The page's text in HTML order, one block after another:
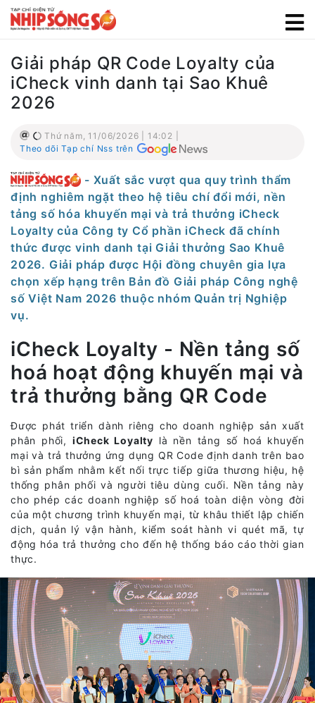
Giải pháp QR Code Loyalty của
iCheck vinh danh tại Sao Khuê
2026
Thứ năm, 11/06/2026 | 14:02 |
Theo dõi Tạp chí Nss trên
- Xuất sắc vượt qua quy trình thẩm
định nghiêm ngặt theo hệ tiêu chí đổi mới, nền
tảng số hóa khuyến mại và trả thưởng iCheck
Loyalty của Công ty Cổ phần iCheck đã chính
thức được vinh danh tại Giải thưởng Sao Khuê
2026. Giải pháp được Hội đồng chuyên gia lựa
chọn xếp hạng trên Bản đồ Giải pháp Công nghệ
số Việt Nam 2026 thuộc nhóm Quản trị Nghiệp
vụ.
iCheck Loyalty - Nền tảng số
hoá hoạt động khuyến mại và
trả thưởng bằng QR Code
Được phát triển dành riêng cho doanh nghiệp sản xuất
phân phối, iCheck Loyalty là nền tảng số hoá khuyến
mại và trả thưởng ứng dụng QR Code định danh trên bao
bì sản phẩm nhằm kết nối trực tiếp giữa thương hiệu, hệ
thống phân phối và người tiêu dùng cuối. Nền tảng này
cho phép các doanh nghiệp số hoá toàn diện vòng đời
của một chương trình khuyến mại, từ khâu thiết lập chiến
dịch, quản lý vận hành, kiểm soát hành vi quét mã, tự
động hóa trả thưởng cho đến hệ thống báo cáo thời gian
thực.